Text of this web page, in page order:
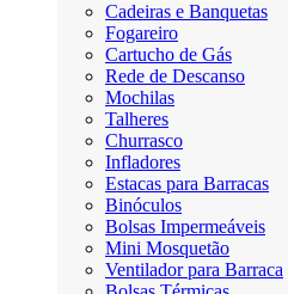
Cadeiras e Banquetas
Fogareiro
Cartucho de Gás
Rede de Descanso
Mochilas
Talheres
Churrasco
Infladores
Estacas para Barracas
Binóculos
Bolsas Impermeáveis
Mini Mosquetão
Ventilador para Barraca